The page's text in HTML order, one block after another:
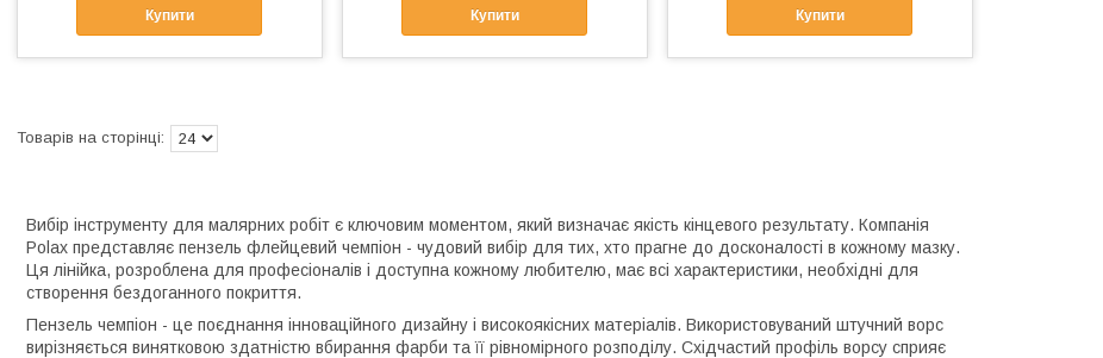
Купити Купити Купити
Вибір інструменту для малярних робіт є ключовим моментом, який визначає якість кінцевого результату. Компанія
Polax представляє пензель флейцевий чемпіон - чудовий вибір для тих, хто прагне до досконалості в кожному мазку.
Ця лінійка, розроблена для професіоналів і доступна кожному любителю, має всі характеристики, необхідні для
створення бездоганного покриття.
Пензель чемпіон - це поєднання інноваційного дизайну і високоякісних матеріалів. Використовуваний штучний ворс
вирізняється винятковою здатністю вбирання фарби та її рівномірного розподілу. Східчастий профіль ворсу сприяє